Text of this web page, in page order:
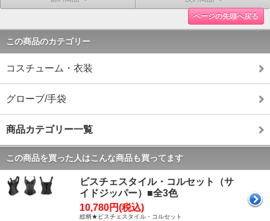
ページの先頭へ戻る
この商品のカテゴリー
コスチューム・衣装
グローブ/手袋
商品カテゴリー一覧
この商品を買った人はこんな商品も買ってます
ビスチェスタイル・コルセット（サ
イドジッパー）■全3色
10,780円(税込)
総柄★ビスチェスタイル・コルセット